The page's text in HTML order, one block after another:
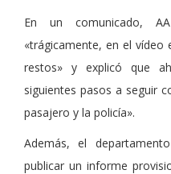
En un comunicado,
«trágicamente, en el vídeo
restos» y explicó que
siguientes pasos a seguir
pasajero y la policía».
Además, el
publicar un informe